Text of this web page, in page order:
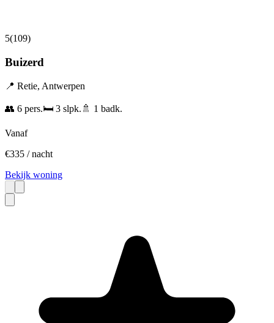
5(109)
Buizerd
📍 Retie, Antwerpen
👥 6 pers.🛏️ 3 slpk. 🚿 1 badk.
Vanaf
€335 / nacht
Bekijk woning